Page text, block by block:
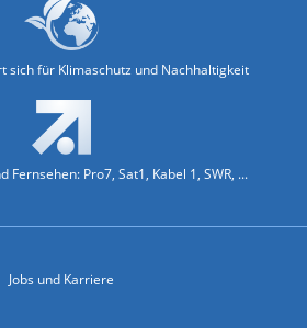
sich für Klimaschutz und Nachhaltigkeit
Fernsehen: Pro7, Sat1, Kabel 1, SWR, ...
Jobs und Karriere